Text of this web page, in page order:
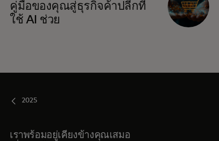
คู่มือของคุณสู่ธุรกิจค้าปลีกที่
ใช้ AI ช่วย
2025
เราพร้อมอยู่เคียงข้างคุณเสมอ